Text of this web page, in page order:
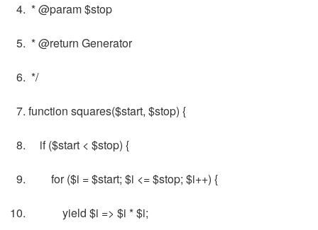
* @param $stop
* @return Generator
*/
function squares($start, $stop) {
if ($start < $stop) {
for ($i = $start; $i <= $stop; $i++) {
yield $i => $i * $i;